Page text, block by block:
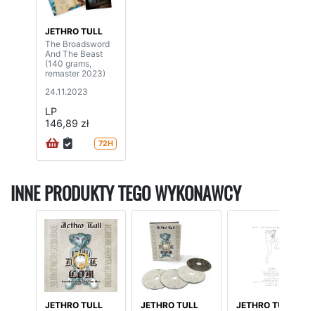
JETHRO TULL
The Broadsword
And The Beast
(140 grams,
remaster 2023)
24.11.2023
LP
146,89 zł
72H
INNE PRODUKTY TEGO WYKONAWCY
JETHRO TULL
JETHRO TULL
JETHRO TULL